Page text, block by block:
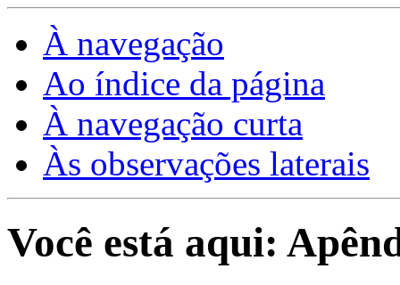
À navegação
Ao índice da página
À navegação curta
Às observações laterais
Você está aqui: